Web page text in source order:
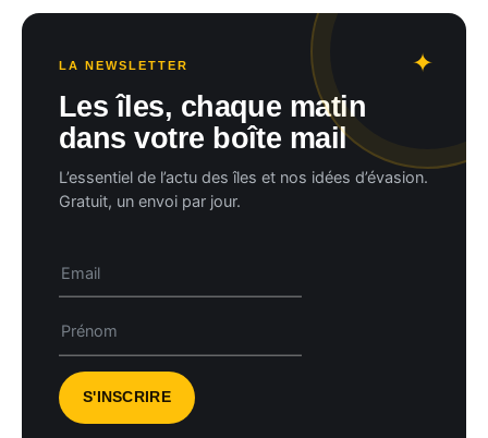
LA NEWSLETTER
Les îles, chaque matin
dans votre boîte mail
L’essentiel de l’actu des îles et nos idées d’évasion.
Gratuit, un envoi par jour.